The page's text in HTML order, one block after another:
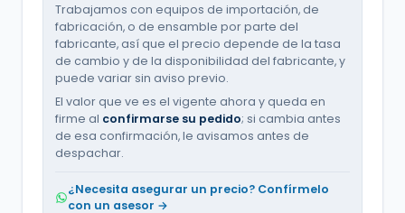
Trabajamos con equipos de importación, de
fabricación, o de ensamble por parte del
fabricante, así que el precio depende de la tasa
de cambio y de la disponibilidad del fabricante, y
puede variar sin aviso previo.
El valor que ve es el vigente ahora y queda en
firme al confirmarse su pedido; si cambia antes
de esa confirmación, le avisamos antes de
despachar.
¿Necesita asegurar un precio? Confírmelo
con un asesor →